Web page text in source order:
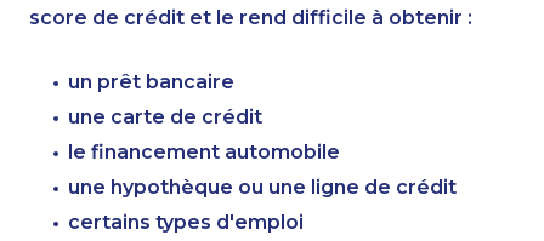
score de crédit et le rend difficile à obtenir :
un prêt bancaire
une carte de crédit
le financement automobile
une hypothèque ou une ligne de crédit
certains types d'emploi